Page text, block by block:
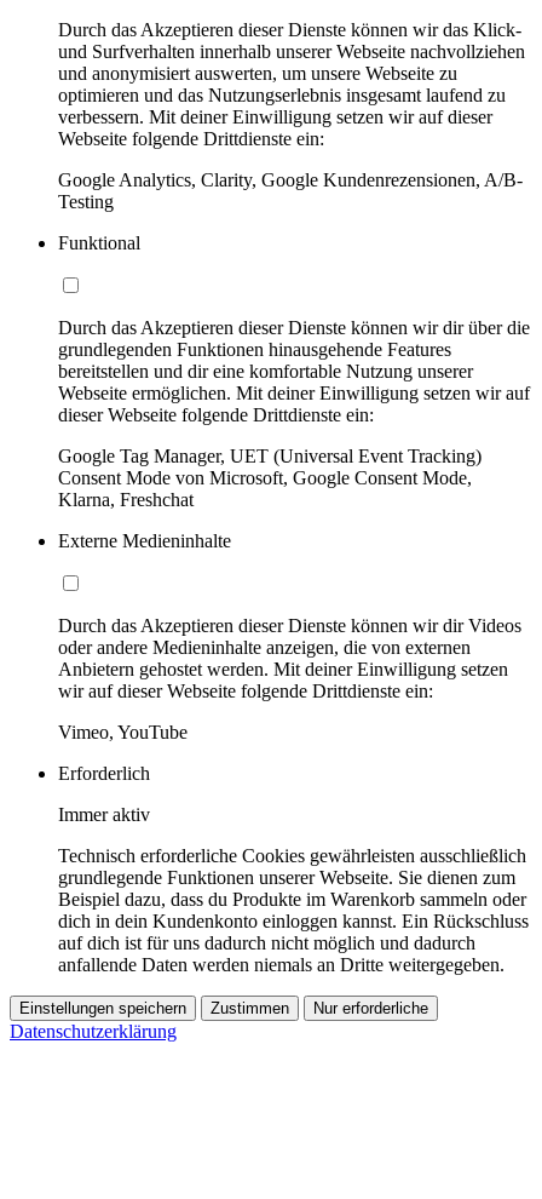
Durch das Akzeptieren dieser Dienste können wir das Klick-
und Surfverhalten innerhalb unserer Webseite nachvollziehen
und anonymisiert auswerten, um unsere Webseite zu
optimieren und das Nutzungserlebnis insgesamt laufend zu
verbessern. Mit deiner Einwilligung setzen wir auf dieser
Webseite folgende Drittdienste ein:
Google Analytics, Clarity, Google Kundenrezensionen, A/B-
Testing
Funktional
Durch das Akzeptieren dieser Dienste können wir dir über die
grundlegenden Funktionen hinausgehende Features
bereitstellen und dir eine komfortable Nutzung unserer
Webseite ermöglichen. Mit deiner Einwilligung setzen wir auf
dieser Webseite folgende Drittdienste ein:
Google Tag Manager, UET (Universal Event Tracking)
Consent Mode von Microsoft, Google Consent Mode,
Klarna, Freshchat
Externe Medieninhalte
Durch das Akzeptieren dieser Dienste können wir dir Videos
oder andere Medieninhalte anzeigen, die von externen
Anbietern gehostet werden. Mit deiner Einwilligung setzen
wir auf dieser Webseite folgende Drittdienste ein:
Vimeo, YouTube
Erforderlich
Immer aktiv
Technisch erforderliche Cookies gewährleisten ausschließlich
grundlegende Funktionen unserer Webseite. Sie dienen zum
Beispiel dazu, dass du Produkte im Warenkorb sammeln oder
dich in dein Kundenkonto einloggen kannst. Ein Rückschluss
auf dich ist für uns dadurch nicht möglich und dadurch
anfallende Daten werden niemals an Dritte weitergegeben.
Einstellungen speichern Zustimmen Nur erforderliche
Datenschutzerklärung